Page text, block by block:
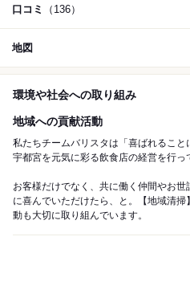
口コミ （136）
地図
環境や社会への取り組み
地域への貢献活動
私たちチームバリスタは「喜ばれること
宇都宮を元気に彩る飲食店の経営を行っ
お客様だけでなく、共に働く仲間やお
に喜んでいただけたら、と。【地域清
動も大切に取り組んでいます。